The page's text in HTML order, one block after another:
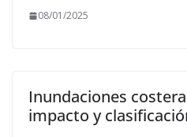
08/01/2025
Inundaciones
impacto y